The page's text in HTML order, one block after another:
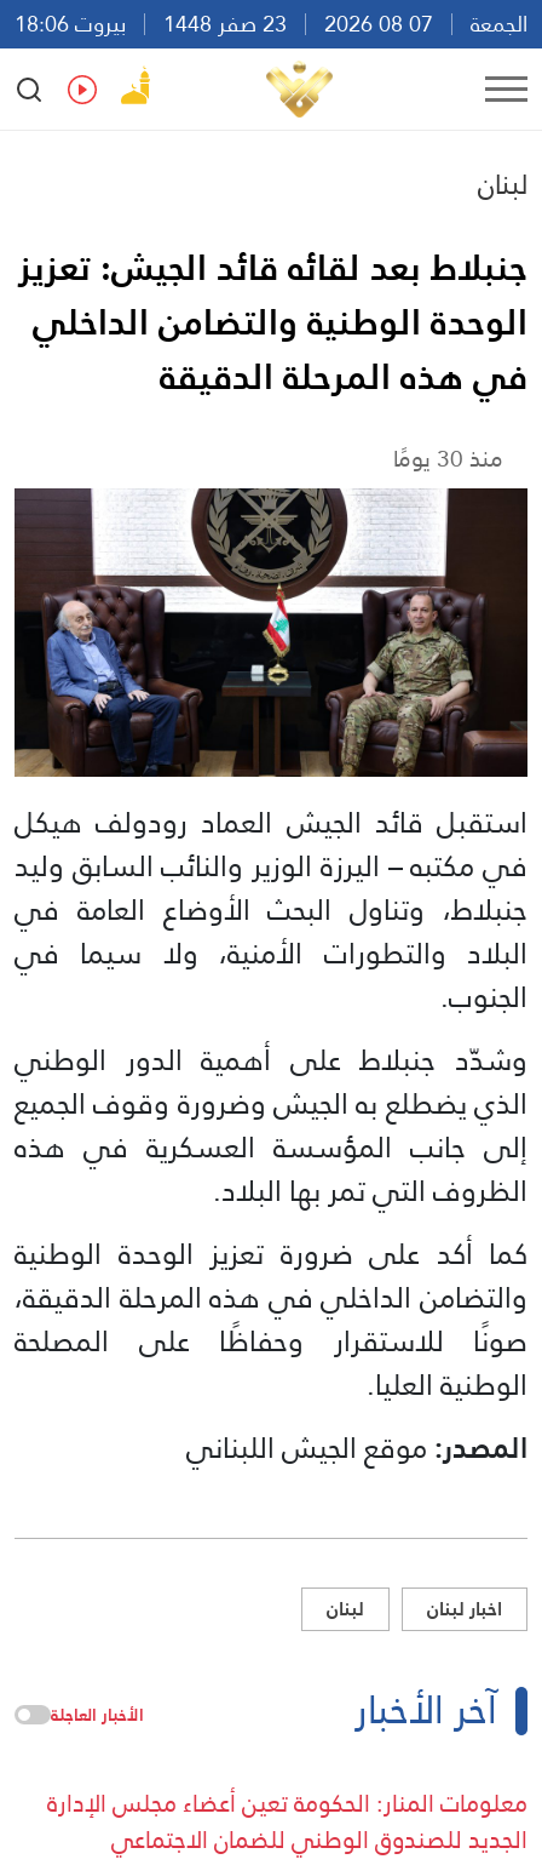
الجمعة
بيروت 18:06
Ar
En Fr Es
لبنان
جنبلاط بعد لقائه قائد الجيش: تعزيز
الوحدة الوطنية والتضامن الداخلي
في هذه المرحلة الدقيقة
منذ 30 يومًا
استقبل قائد الجيش العماد رودولف هيكل
في مكتبه – اليرزة الوزير والنائب السابق وليد
جنبلاط، وتناول البحث الأوضاع العامة في
البلاد والتطورات الأمنية، ولا سيما في
الجنوب.
وشدّد جنبلاط على أهمية الدور الوطني
الذي يضطلع به الجيش وضرورة وقوف الجميع
إلى جانب المؤسسة العسكرية في هذه
الظروف التي تمر بها البلاد.
كما أكد على ضرورة تعزيز الوحدة الوطنية
والتضامن الداخلي في هذه المرحلة الدقيقة،
صونًا للاستقرار وحفاظًا على المصلحة
الوطنية العليا.
المصدر:موقع الجيش اللبناني
اخبار لبنان لبنان
آخر الأخبار الأخبار العاجلة
معلومات المنار: الحكومة تعين أعضاء مجلس الإدارة
الجديد للصندوق الوطني للضمان الاجتماعي